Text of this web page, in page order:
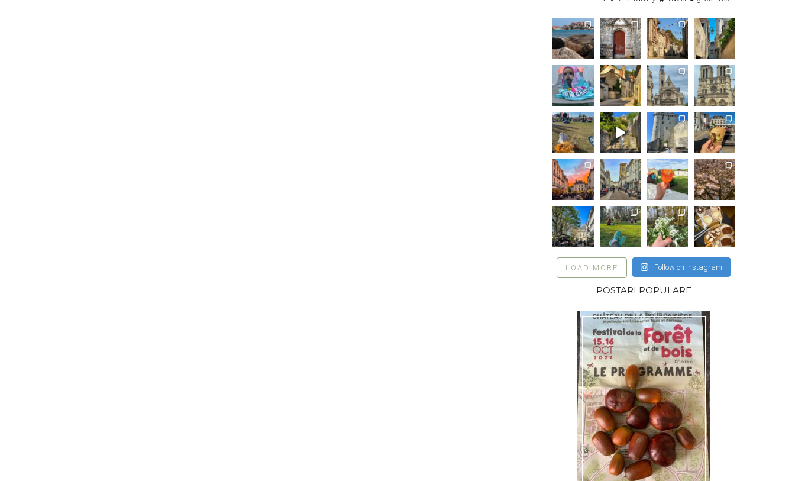
LOAD MORE Follow on Instagram
POSTARI POPULARE